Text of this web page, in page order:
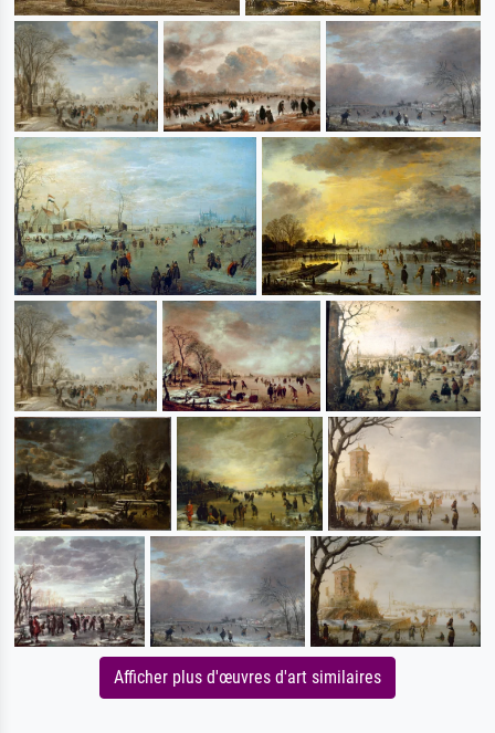
Afficher plus d'œuvres d'art similaires